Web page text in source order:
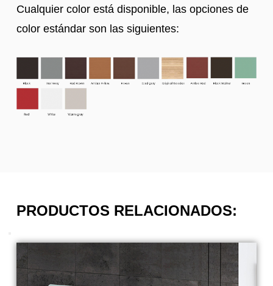
Cualquier color está disponible, las opciones de
color estándar son las siguientes:
PRODUCTOS RELACIONADOS: